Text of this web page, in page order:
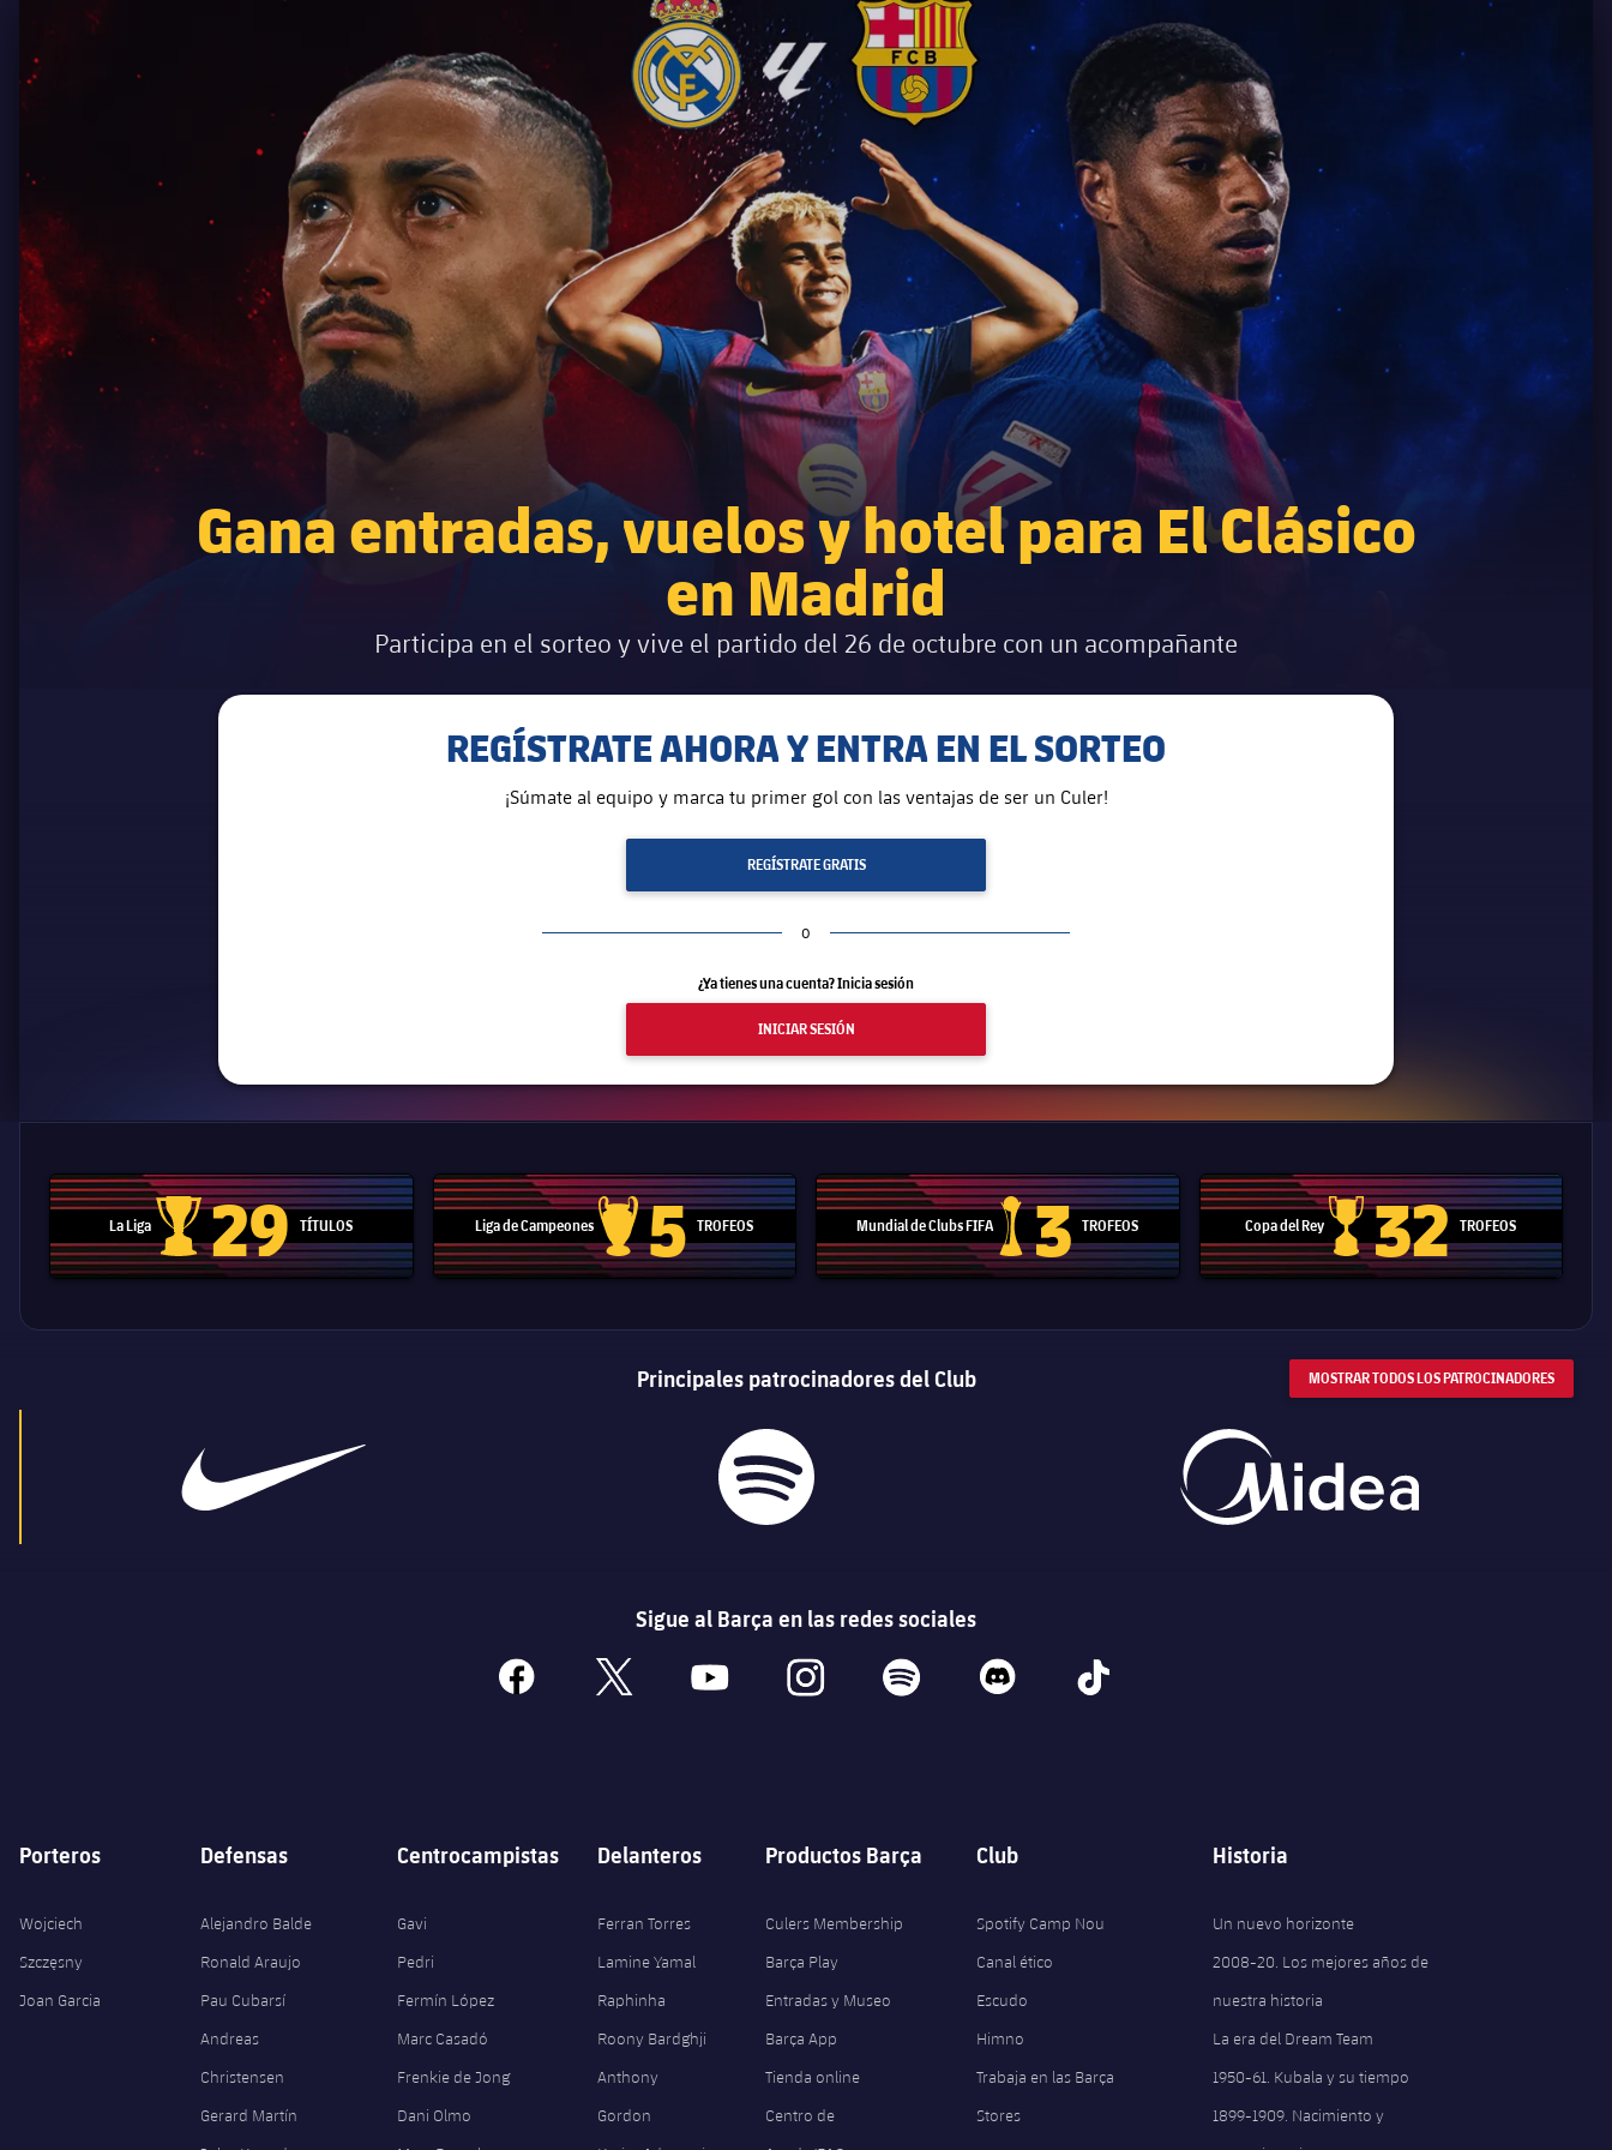
Gana entradas, vuelos y hotel para El Clásico
en Madrid
Participa en el sorteo y vive el partido del 26 de octubre con un acompañante
REGÍSTRATE AHORA Y ENTRA EN EL SORTEO
¡Súmate al equipo y marca tu primer gol con las ventajas de ser un Culer!
REGÍSTRATE GRATIS
o
¿Ya tienes una cuenta? Inicia sesión
INICIAR SESIÓN
La Liga
Trofeo de La Liga
29 TÍTULOS Liga de Campeones
Trofeo de la Liga de Campeones
5 TROFEOS Mundial de Clubs FIFA
Trofeo del Mundial de Clubes
3 TROFEOS Copa del Rey
Copa del Rey
32 TROFEOS
Principales patrocinadores del Club MOSTRAR TODOS LOS PATROCINADORES
Sigue al Barça en las redes sociales
facebook x youtube instagram spotify discord tiktok
Porteros
Wojciech
Szczęsny
Joan Garcia
Defensas
Alejandro Balde
Ronald Araujo
Pau Cubarsí
Andreas
Christensen
Gerard Martín
Centrocampistas
Gavi
Pedri
Fermín López
Marc Casadó
Frenkie de Jong
Dani Olmo
Delanteros
Ferran Torres
Lamine Yamal
Raphinha
Roony Bardghji
Anthony
Gordon
Productos Barça
Culers Membership
Barça Play
Entradas y Museo
Barça App
Tienda online
Centro de
Club
Spotify Camp Nou
Canal ético
Escudo
Himno
Trabaja en las Barça
Stores
Historia
Un nuevo horizonte
2008-20. Los mejores años de
nuestra historia
La era del Dream Team
1950-61. Kubala y su tiempo
1899-1909. Nacimiento y